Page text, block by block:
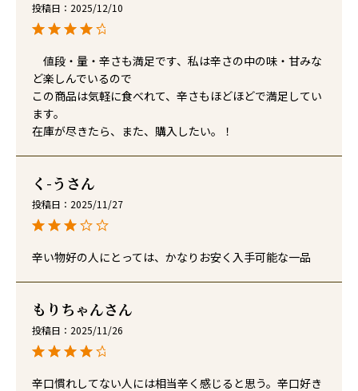
投稿日 2025/12/10
値段・量・辛さも満足です、私は辛さの中の味・甘みな
ど楽しんでいるので
この商品は気軽に食べれて、辛さもほどほどで満足してい
ます。
在庫が尽きたら、また、購入したい。！
く-う
投稿日 2025/11/27
辛い物好の人にとっては、かなりお安く入手可能な一品
もりちゃん
投稿日 2025/11/26
辛口慣れしてない人には相当辛く感じると思う。辛口好き